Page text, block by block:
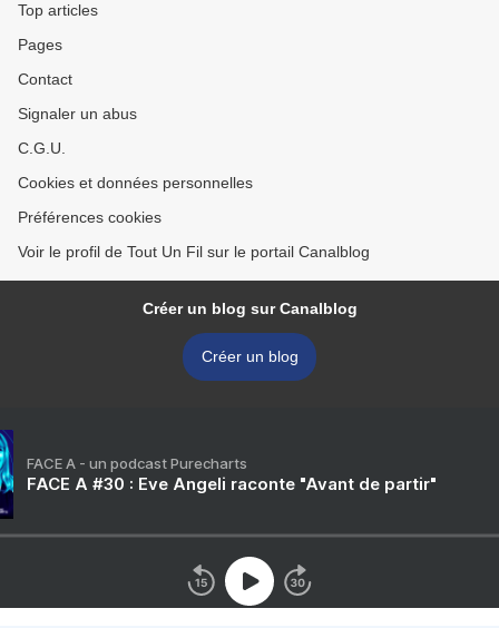
Top articles
Pages
Contact
Signaler un abus
C.G.U.
Cookies et données personnelles
Préférences cookies
Voir le profil de Tout Un Fil sur le portail Canalblog
Créer un blog sur Canalblog
Créer un blog
FACE A - un podcast Purecharts
FACE A #30 : Eve Angeli raconte "Avant de partir"